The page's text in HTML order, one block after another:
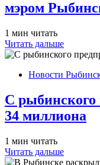
мэром
1 мин читать
Читать дальше
Новости
С рыбинского
34 миллиона
1 мин читать
Читать дальше